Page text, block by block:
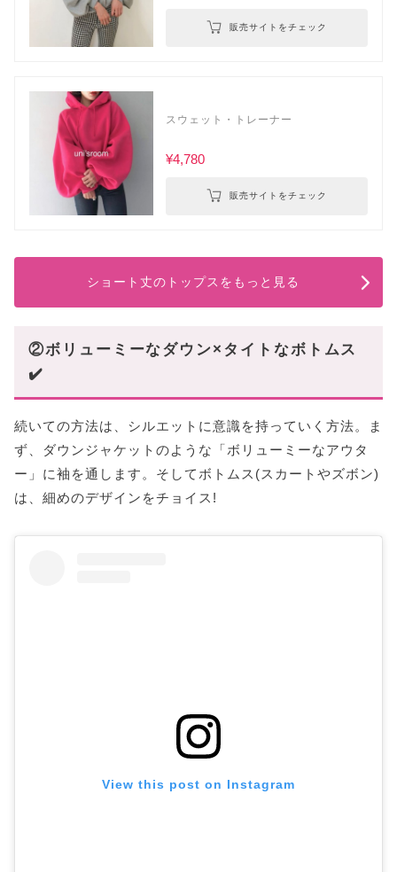
販売サイトをチェック
スウェット・トレーナー
¥4,780
販売サイトをチェック
ショート丈のトップスをもっと見る
②ボリューミーなダウン×タイトなボトムス
✔️
続いての方法は、シルエットに意識を持っていく方法。ま
ず、ダウンジャケットのような「ボリューミーなアウタ
ー」に袖を通します。そしてボトムス(スカートやズボン)
は、細めのデザインをチョイス!
View this post on Instagram